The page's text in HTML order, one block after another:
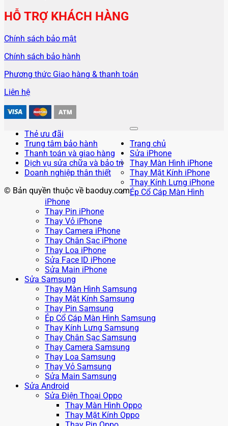
HỖ TRỢ KHÁCH HÀNG
Chính sách bảo mật
Chính sách bảo hành
Phương thức Giao hàng & thanh toán
Liên hệ
Thẻ ưu đãi
Trung tâm bảo hành
Thanh toán và giao hàng
Dịch vụ sửa chữa và bảo trì
Doanh nghiệp thân thiết
© Bản quyền thuộc về baoduy.com
Trang chủ
Sửa iPhone
Thay Màn Hình iPhone
Thay Mặt Kính iPhone
Thay Kính Lưng iPhone
Ép Cổ Cáp Màn Hình
iPhone
Thay Pin iPhone
Thay Vỏ iPhone
Thay Camera iPhone
Thay Chân Sạc iPhone
Thay Loa iPhone
Sửa Face ID iPhone
Sửa Main iPhone
Sửa Samsung
Thay Màn Hình Samsung
Thay Mặt Kính Samsung
Thay Pin Samsung
Ép Cổ Cáp Màn Hình Samsung
Thay Kính Lưng Samsung
Thay Chân Sạc Samsung
Thay Camera Samsung
Thay Loa Samsung
Thay Vỏ Samsung
Sửa Main Samsung
Sửa Android
Sửa Điện Thoại Oppo
Thay Màn Hình Oppo
Thay Mặt Kính Oppo